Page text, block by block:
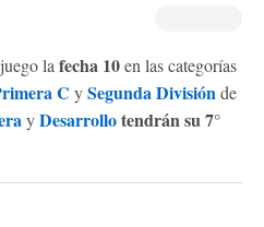
la fecha 10en las categorías
C ySegunda Divisiónde
yDesarrollotendrán su 7°